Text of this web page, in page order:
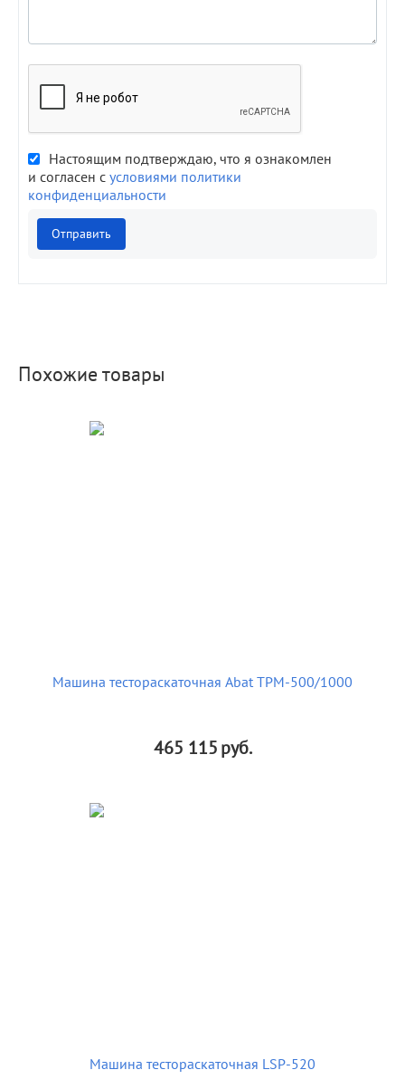
Настоящим подтверждаю, что я ознакомлен
и согласен с условиями политики
конфиденциальности
Отправить
Похожие товары
Машина тестораскаточная Abat ТРМ-500/1000
465 115руб.
Машина тестораскаточная LSP-520